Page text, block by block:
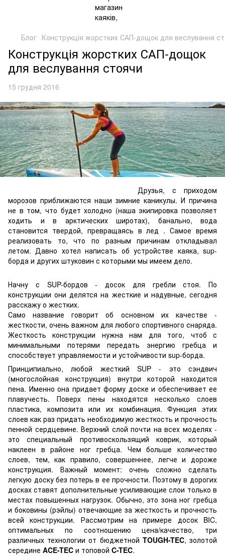
Блог Конструкція жорстких САП-дощок для веслування
Конструкція жорстких САП-дощок
для веслування стоячи
15 грудня 2016
Друзья, с приходом
морозов приближаются наши зимние каникулы. И причина
не в том, что будет холодно (наша экипировка позволяет
ходить и в арктических широтах), банально, вода
становится твердой, превращаясь в лед . Самое время
реализовать то, что по разным причинам откладывал
летом. Давно хотел написать об устройстве каяка, sup-
борда и других штуковин с которыми мы имеем дело.
Начну с SUP-бордов - досок для гребли стоя. По
конструкции они делятся на жесткие и надувные, сегодня
расскажу о жестких.
Само название говорит об основном их качестве -
жесткости, очень важном для любого спортивного снаряда.
Жесткость конструкции нужна нам для того, чтоб с
минимальными потерями передать энергию гребца и
способствует управляемости и устойчивости sup-борда.
Принципиально, любой жесткий SUP - это сэндвич
(многослойная конструкция) внутри которой находится
пена. Именно она придает форму доске и обеспечивает ее
плавучесть. Поверх пены находятся несколько слоев
пластика, композита или их комбинация. Функция этих
слоев как раз придать необходимую жесткость и прочность
пенной сердцевине. Верхний слой почти на всех моделях -
это специальный противоскользящий коврик, который
наклеен в районе ног гребца. Чем больше количество
слоев, тем, как правило, совершеннее, легче и дороже
конструкция. Важный момент: очень сложно сделать
легкую доску без потерь в ее прочности. Поэтому в дорогих
досках ставят дополнительные усиливающие слои только в
местах повышенных нагрузок. Обычно, это зона ног гребца
и боковины (рэйлы) отвечающие за жесткость и прочность
всей конструкции. Рассмотрим на примере досок BIC,
оптимальных по соотношению цена/качество, три
различных технологии от бюджетной TOUGH-TEC, золотой
середине ACE-TEC и топовой C-TEC.